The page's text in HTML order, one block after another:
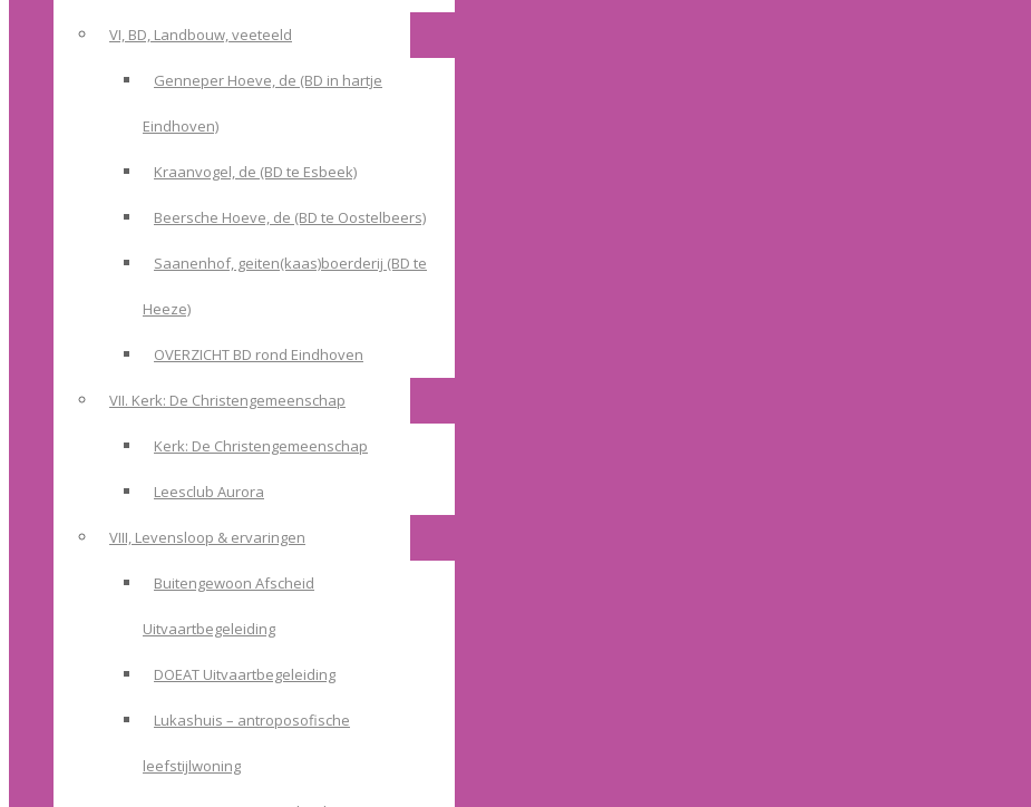
VI, BD, Landbouw, veeteeld
Genneper Hoeve, de (BD in hartje
Eindhoven)
Kraanvogel, de (BD te Esbeek)
Beersche Hoeve, de (BD te Oostelbeers)
Saanenhof, geiten(kaas)boerderij (BD te
Heeze)
OVERZICHT BD rond Eindhoven
VII. Kerk: De Christengemeenschap
Kerk: De Christengemeenschap
Leesclub Aurora
VIII, Levensloop & ervaringen
Buitengewoon Afscheid
Uitvaartbegeleiding
DOEAT Uitvaartbegeleiding
Lukashuis – antroposofische
leefstijlwoning